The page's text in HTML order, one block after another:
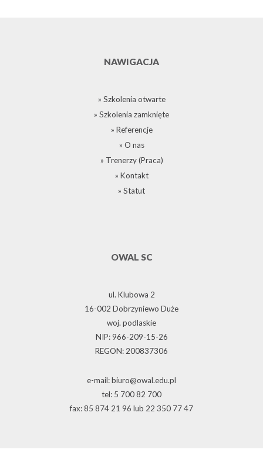
NAWIGACJA
» Szkolenia otwarte
» Szkolenia zamknięte
» Referencje
» O nas
» Trenerzy (Praca)
» Kontakt
» Statut
OWAL SC
ul. Klubowa 2
16-002 Dobrzyniewo Duże
woj. podlaskie
NIP: 966-209-15-26
REGON: 200837306
e-mail: biuro@owal.edu.pl
tel: 5 700 82 700
fax: 85 874 21 96 lub 22 350 77 47